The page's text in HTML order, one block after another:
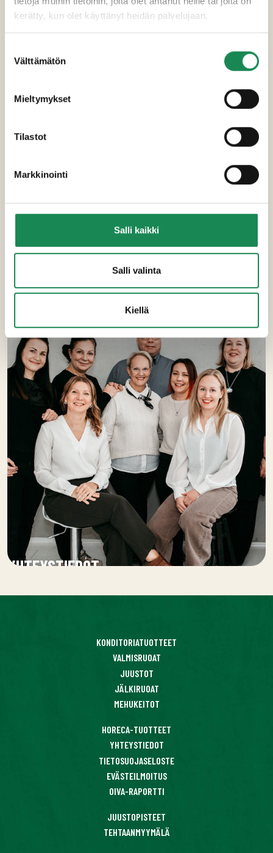
kerätty, kun olet käyttänyt heidän palvelujaan.
valinta
Välttämätön
Mieltymykset
Tilastot
Markkinointi
Salli kaikki
Salli valinta
Kiellä
HORECA-TUOTTEET
TUOTEKUVASTOT
YHTEYSTIEDOT
KONDITORIATUOTTEET
VALMISRUOAT
JUUSTOT
JÄLKIRUOAT
MEHUKEITOT
HORECA-TUOTTEET
YHTEYSTIEDOT
TIETOSUOJASELOSTE
EVÄSTEILMOITUS
OIVA-RAPORTTI
JUUSTOPISTEET
TEHTAANMYYMÄLÄ